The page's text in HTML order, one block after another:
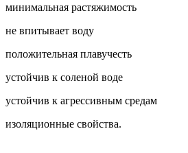
минимальная растяжимость
не впитывает воду
положительная плавучесть
устойчив к соленой воде
устойчив к агрессивным средам
изоляционные свойства.